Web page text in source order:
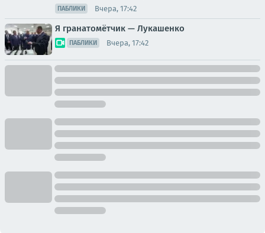
ПАБЛИКИ Вчера, 17:42
Я гранатомётчик — Лукашенко
ПАБЛИКИ Вчера, 17:42